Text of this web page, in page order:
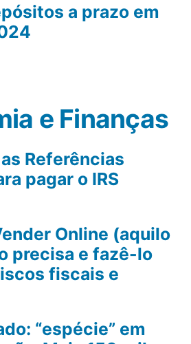
a prazo em
e Finanças
Referências
pagar o IRS
Online (aquilo
precisa e fazê-lo
fiscais e
“espécie” em